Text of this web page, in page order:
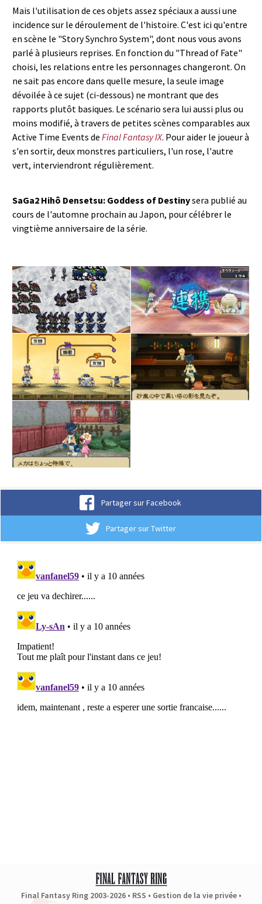
Mais l'utilisation de ces objets assez spéciaux a aussi une
incidence sur le déroulement de l'histoire. C'est ici qu'entre
en scène le "Story Synchro System", dont nous vous avons
parlé à plusieurs reprises. En fonction du "Thread of Fate"
choisi, les relations entre les personnages changeront. On
ne sait pas encore dans quelle mesure, la seule image
dévoilée à ce sujet (ci-dessous) ne montrant que des
rapports plutôt basiques. Le scénario sera lui aussi plus ou
moins modifié, à travers de petites scènes comparables aux
Active Time Events de Final Fantasy IX. Pour aider le joueur à
s'en sortir, deux monstres particuliers, l'un rose, l'autre
vert, interviendront régulièrement.
SaGa2 Hihô Densetsu: Goddess of Destinysera publié au
cours de l'automne prochain au Japon, pour célébrer le
vingtième anniversaire de la série.
Partager sur Facebook
Partager sur Twitter
Final Fantasy Ring 2003-2026 • RSS • Gestion de la vie privée•